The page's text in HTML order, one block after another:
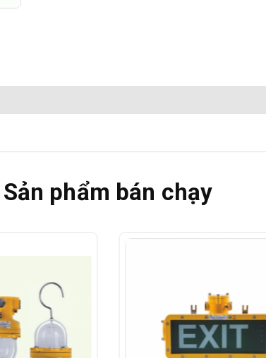
Sản phẩm bán chạy